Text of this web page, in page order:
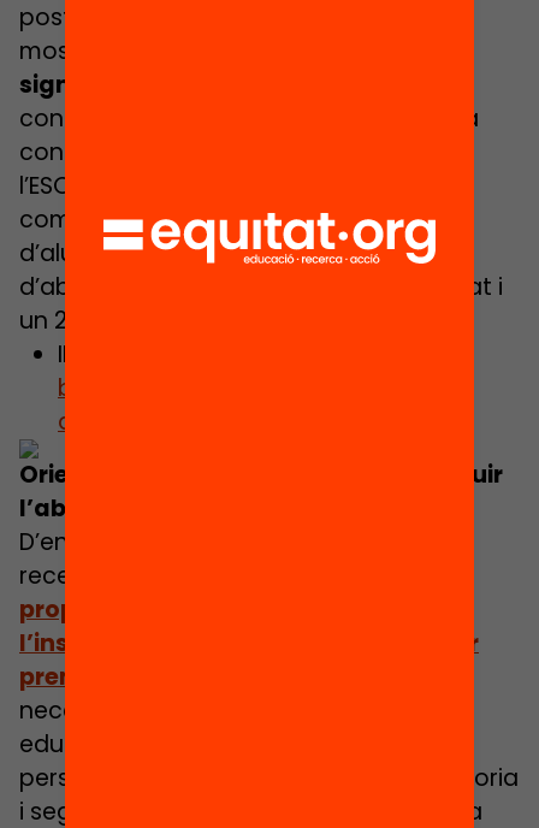
postobligatòria sense interrupcions,
mostren unes taxes d’abandonament
significativament més baixes
concentració d’alumnat que abandona
continua sent un problema després de
l’ESO. Els centres de batxillerat o FP que
compten amb més concentració
d’alumnat vulnerable tenen un 22%
d’abandonament pel que fa al batxillerat i
un 25% als CFGM.
INFOGRAFIA:
batxillerat i formació professional, al
detall
Orientació i acompanyament per reduir
l’abandonament escolar
D’entre les propostes que recullen les
recerques, i que s’integren també en la
proposta de Pla de Xoc per fer front a
l’insostenible abandonament escolar
prematur
necessitat d’un sistema d’orientació
educativa i d’acompanyament
personalitzat, amb programes de mentoria
i seguiment al llarg de tota la trajectòria